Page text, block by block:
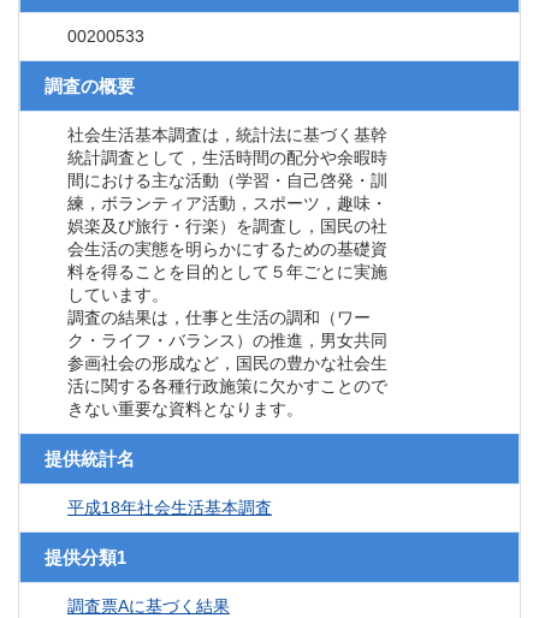
00200533
調査の概要
社会生活基本調査は，統計法に基づく基幹
統計調査として，生活時間の配分や余暇時
間における主な活動（学習・自己啓発・訓
練，ボランティア活動，スポーツ，趣味・
娯楽及び旅行・行楽）を調査し，国民の社
会生活の実態を明らかにするための基礎資
料を得ることを目的として５年ごとに実施
しています。
調査の結果は，仕事と生活の調和（ワー
ク・ライフ・バランス）の推進，男女共同
参画社会の形成など，国民の豊かな社会生
活に関する各種行政施策に欠かすことので
きない重要な資料となります。
提供統計名
平成18年社会生活基本調査
提供分類1
調査票Aに基づく結果